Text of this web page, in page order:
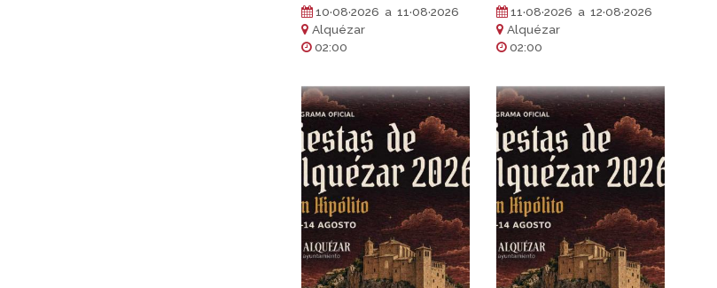
10·08·2026 a 11·08·2026
Alquézar
02:00
11·08·2026 a 12·08·2026
Alquézar
02:00